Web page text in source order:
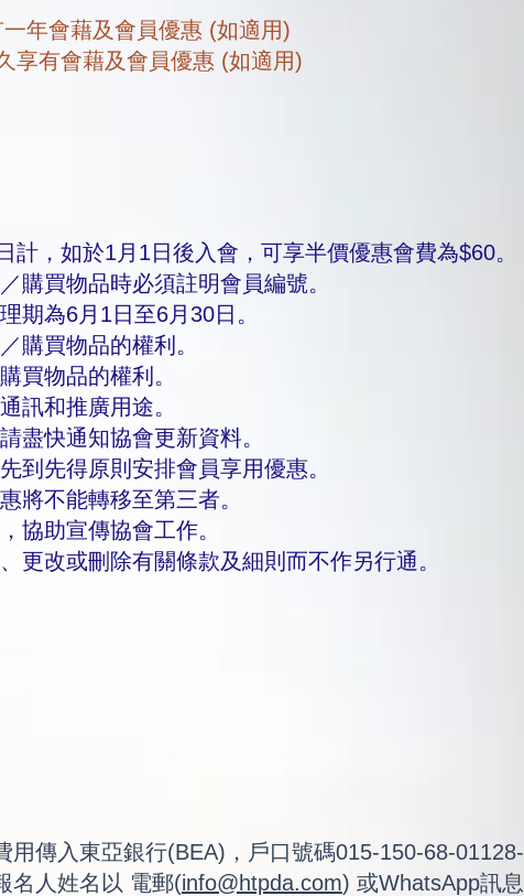
年會藉及會員優惠 (如適用)
享有會藉及會員優惠 (如適用)
計，如於1月1日後入會，可享半價優惠會費為$60。
購買物品時必須註明會員編號。
期為6月1日至6月30日。
購買物品的權利。
買物品的權利。
訊和推廣用途。
盡快通知協會更新資料。
到先得原則安排會員享用優惠。
將不能轉移至第三者。
協助宣傳協會工作。
更改或刪除有關條款及細則而不作另行通。
用傳入東亞銀行(BEA)，戶口號碼015-150-68-01128-
名人姓名以 電郵(info@htpda.com) 或WhatsApp訊息